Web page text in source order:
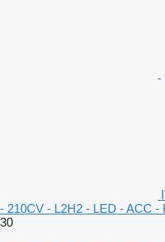
- 210CV - L2H2 - LED - ACC -
30